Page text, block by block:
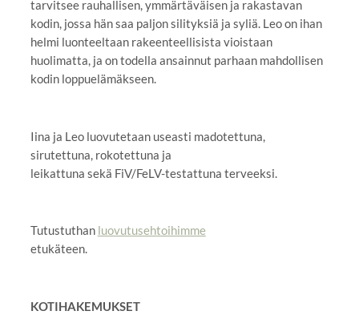
tarvitsee rauhallisen, ymmärtäväisen ja rakastavan
kodin, jossa hän saa paljon silityksiä ja syliä. Leo on ihan
helmi luonteeltaan rakeenteellisista vioistaan
huolimatta, ja on todella ansainnut parhaan mahdollisen
kodin loppuelämäkseen.
Iina ja Leo luovutetaan useasti madotettuna,
sirutettuna, rokotettuna ja
leikattuna sekä FiV/FeLV-testattuna terveeksi.
Tutustuthan luovutusehtoihimme
etukäteen.
KOTIHAKEMUKSET